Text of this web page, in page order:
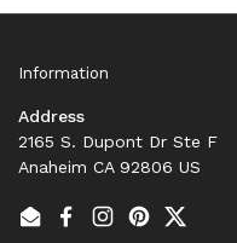
Information
Address
2165 S. Dupont Dr Ste F
Anaheim CA 92806 US
EmailFacebook
Instagram
PinterestTwitter